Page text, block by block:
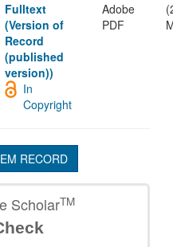
Fulltext
(Version of
Record
(published
version))
Adobe
PDF
In
Copyright
RECORD
ScholarTM